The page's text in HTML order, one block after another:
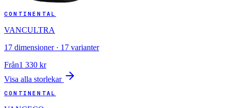
CONTINENTAL
VANCULTRA
17 dimensioner · 17 varianter
Från1 330 kr
Visa alla storlekar
CONTINENTAL